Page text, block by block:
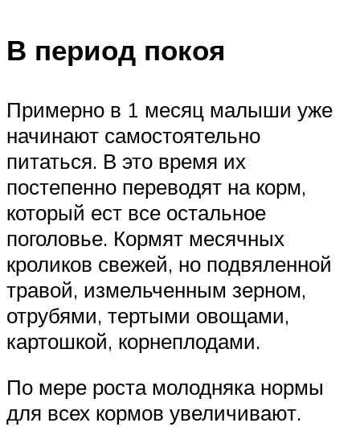
В период покоя
Примерно в 1 месяц малыши уже
начинают самостоятельно
питаться. В это время их
постепенно переводят на корм,
который ест все остальное
поголовье. Кормят месячных
кроликов свежей, но подвяленной
травой, измельченным зерном,
отрубями, тертыми овощами,
картошкой, корнеплодами.
По мере роста молодняка нормы
для всех кормов увеличивают.